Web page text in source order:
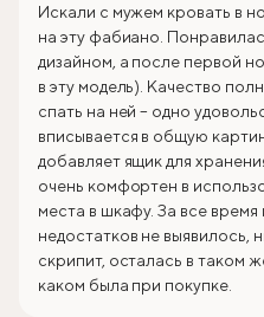
Искали с мужем кровать в
на эту фабиано.
дизайном, а после первой
в эту модель). Качество
спать на ней – одно
вписывается в общую
добавляет ящик для
очень комфортен в
места в шкафу. За все время
недостатков не выявилось,
скрипит, осталась в таком
каком была при покупке.